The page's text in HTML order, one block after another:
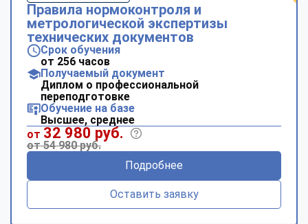
Правила нормоконтроля и
метрологической экспертизы
технических документов
Срок обучения
от 256 часов
Получаемый документ
Диплом о профессиональной
переподготовке
Обучение на базе
Высшее, среднее
от 32 980 руб.
от 54 980 руб.
Подробнее
Оставить заявку